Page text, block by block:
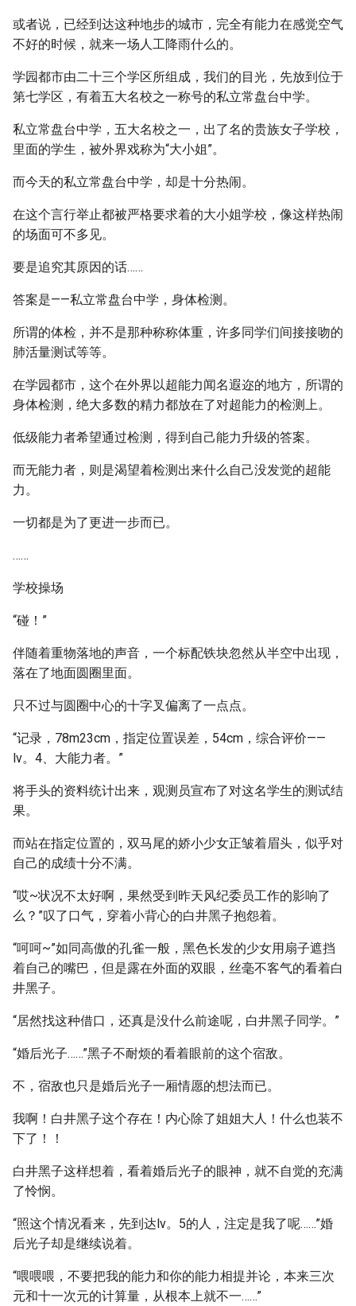
或者说，已经到达这种地步的城市，完全有能力在感觉空气
不好的时候，就来一场人工降雨什么的。
学园都市由二十三个学区所组成，我们的目光，先放到位于
第七学区，有着五大名校之一称号的私立常盘台中学。
私立常盘台中学，五大名校之一，出了名的贵族女子学校，
里面的学生，被外界戏称为“大小姐”。
而今天的私立常盘台中学，却是十分热闹。
在这个言行举止都被严格要求着的大小姐学校，像这样热闹
的场面可不多见。
要是追究其原因的话……
答案是——私立常盘台中学，身体检测。
所谓的体检，并不是那种称称体重，许多同学们间接接吻的
肺活量测试等等。
在学园都市，这个在外界以超能力闻名遐迩的地方，所谓的
身体检测，绝大多数的精力都放在了对超能力的检测上。
低级能力者希望通过检测，得到自己能力升级的答案。
而无能力者，则是渴望着检测出来什么自己没发觉的超能
力。
一切都是为了更进一步而已。
……
学校操场
“碰！”
伴随着重物落地的声音，一个标配铁块忽然从半空中出现，
落在了地面圆圈里面。
只不过与圆圈中心的十字叉偏离了一点点。
“记录，78m23cm，指定位置误差，54cm，综合评价——
lv。4、大能力者。”
将手头的资料统计出来，观测员宣布了对这名学生的测试结
果。
而站在指定位置的，双马尾的娇小少女正皱着眉头，似乎对
自己的成绩十分不满。
“哎~状况不太好啊，果然受到昨天风纪委员工作的影响了
么？”叹了口气，穿着小背心的白井黑子抱怨着。
“呵呵~”如同高傲的孔雀一般，黑色长发的少女用扇子遮挡
着自己的嘴巴，但是露在外面的双眼，丝毫不客气的看着白
井黑子。
“居然找这种借口，还真是没什么前途呢，白井黑子同学。”
“婚后光子……”黑子不耐烦的看着眼前的这个宿敌。
不，宿敌也只是婚后光子一厢情愿的想法而已。
我啊！白井黑子这个存在！内心除了姐姐大人！什么也装不
下了！！
白井黑子这样想着，看着婚后光子的眼神，就不自觉的充满
了怜悯。
“照这个情况看来，先到达lv。5的人，注定是我了呢……”婚
后光子却是继续说着。
“喂喂喂，不要把我的能力和你的能力相提并论，本来三次
元和十一次元的计算量，从根本上就不一……”